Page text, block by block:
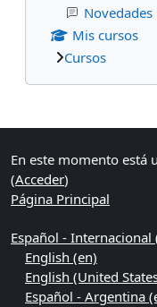
Novedades
Mis cursos
Cursos
Bloques
En este momento está
(Acceder)
Página Principal
Español - Internacional
English ‎(en)‎
English (United
Español - Argentina